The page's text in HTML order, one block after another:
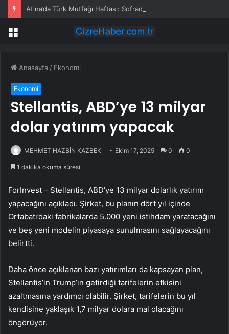
Atina’da Türk Mutfağı Haftası: Sofrada Miras
Menü
Anasayfa / Ekonomi
Ekonomi
Stellantis, ABD’ye 13 milyar
dolar yatırım yapacak
MEHMET HAZBİN KAZBEK Ekim 17, 2025 0 0
1 dakika okuma süresi
ForInvest – Stellantis, ABD’ye 13 milyar dolarlık yatırım
yapacağını açıkladı. Şirket, bu planın dört yıl içinde
Ortabatı’daki fabrikalarda 5.000 yeni istihdam yaratacağını
ve beş yeni modelin piyasaya sunulmasını sağlayacağını
belirtti.
Daha önce açıklanan bazı yatırımları da kapsayan plan,
Stellantis’in Trump’ın getirdiği tarifelerin etkisini
azaltmasına yardımcı olabilir. Şirket, tarifelerin bu yıl
kendisine yaklaşık 1,7 milyar dolara mal olacağını
öngörüyor.